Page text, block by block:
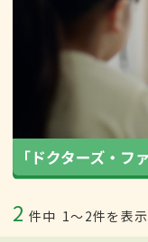
2 件中 1〜2件を表示